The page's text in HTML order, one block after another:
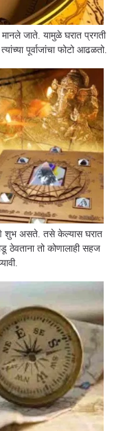
मानले जाते. यामुळे घरात प्रगती
पूर्वाजांचा फोटो आढळतो.
शुभ असते. तसे केल्यास घरात
ठेवताना तो कोणालाही सहज